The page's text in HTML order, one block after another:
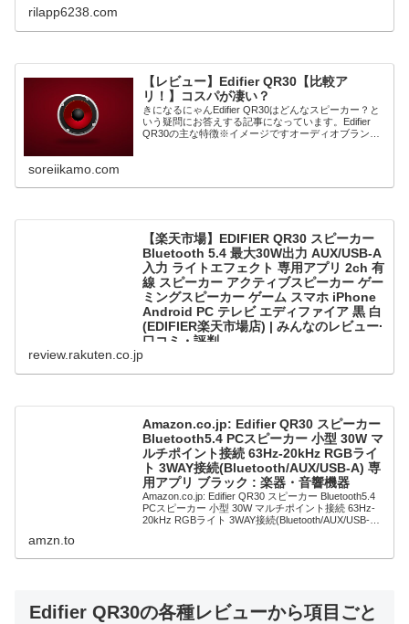
rilapp6238.com
【レビュー】Edifier QR30【比較ア
リ！】コスパが凄い？
きになるにゃんEdifier QR30はどんなスピーカー？と
いう疑問にお答えする記事になっています。Edifier
QR30の主な特徴※イメージですオーディオブランド
soreiikamo.com
【楽天市場】EDIFIER QR30 スピーカー
Bluetooth 5.4 最大30W出力 AUX/USB-A
入力 ライトエフェクト 専用アプリ 2ch 有
線 スピーカー アクティブスピーカー ゲー
ミングスピーカー ゲーム スマホ iPhone
Android PC テレビ エディファイア 黒 白
(EDIFIER楽天市場店) | みんなのレビュー·
口コミ・評判
EDIFIER QR30 スピーカー Bluetooth 5.4 最大30W出
有線 スピーカー アクティブスピーカー ゲーミングス
review.rakuten.co.jp
Amazon.co.jp: Edifier QR30 スピーカー
Bluetooth5.4 PCスピーカー 小型 30W マ
ルチポイント接続 63Hz-20kHz RGBライ
ト 3WAY接続(Bluetooth/AUX/USB-A) 専
用アプリ ブラック : 楽器・音響機器
Amazon.co.jp: Edifier QR30 スピーカー Bluetooth5.4
PCスピーカー 小型 30W マルチポイント接続 63Hz-
20kHz RGBライト 3WAY接続(Bluetooth/AUX/USB-A)
amzn.to
Edifier QR30の各種レビューから項目ごと